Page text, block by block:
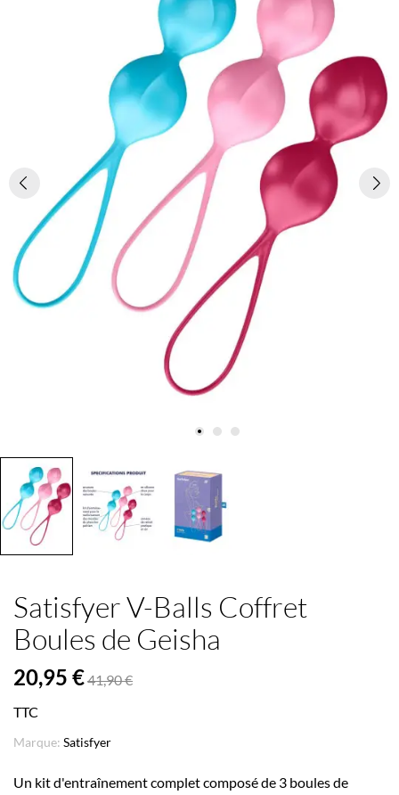
Satisfyer V-Balls Coffret
Boules de Geisha
20,95 €41,90 €
TTC
Marque: Satisfyer
Un kit d'entraînement complet composé de 3 boules de